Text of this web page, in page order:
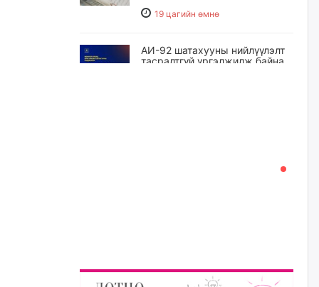
19 цагийн өмнө
АИ-92 шатахууны нийлүүлэлт
тасралтгүй үргэлжилж байна